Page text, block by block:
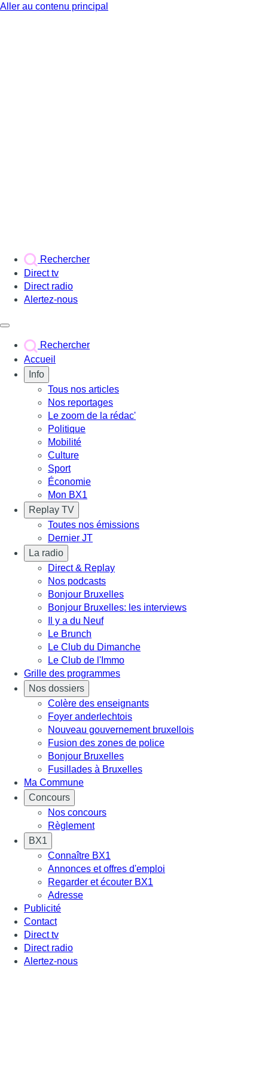
Aller au contenu principal
Rechercher
Direct tv
Direct radio
Alertez-nous
Rechercher
Accueil
Info
Tous nos articles
Nos reportages
Le zoom de la rédac'
Politique
Mobilité
Culture
Sport
Économie
Mon BX1
Replay TV
Toutes nos émissions
Dernier JT
La radio
Direct & Replay
Nos podcasts
Bonjour Bruxelles
Bonjour Bruxelles: les interviews
Il y a du Neuf
Le Brunch
Le Club du Dimanche
Le Club de l'Immo
Grille des programmes
Nos dossiers
Colère des enseignants
Foyer anderlechtois
Nouveau gouvernement bruxellois
Fusion des zones de police
Bonjour Bruxelles
Fusillades à Bruxelles
Ma Commune
Concours
Nos concours
Règlement
BX1
Connaître BX1
Annonces et offres d'emploi
Regarder et écouter BX1
Adresse
Publicité
Contact
Direct tv
Direct radio
Alertez-nous